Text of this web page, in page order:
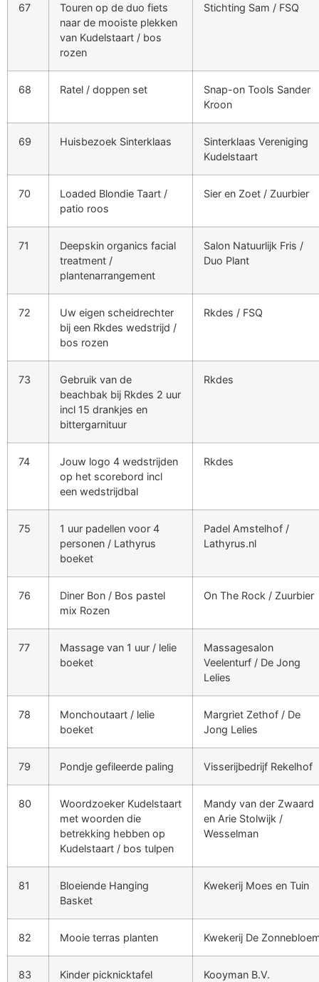
67
Touren op de duo fiets
naar de mooiste plekken
van Kudelstaart / bos
rozen
Stichting Sam / FSQ
68 Ratel / doppen set
Snap-on Tools Sander
Kroon
69 Huisbezoek Sinterklaas
Sinterklaas Vereniging
Kudelstaart
70
Loaded Blondie Taart /
patio roos
Sier en Zoet / Zuurbier
71
Deepskin organics facial
treatment /
plantenarrangement
Salon Natuurlijk Fris /
Duo Plant
72
Uw eigen scheidrechter
bij een Rkdes wedstrijd /
bos rozen
Rkdes / FSQ
73
Gebruik van de
beachbak bij Rkdes 2 uur
incl 15 drankjes en
bittergarnituur
Rkdes
74
Jouw logo 4 wedstrijden
op het scorebord incl
een wedstrijdbal
Rkdes
75
1 uur padellen voor 4
personen / Lathyrus
boeket
Padel Amstelhof /
Lathyrus.nl
76
Diner Bon / Bos pastel
mix Rozen
On The Rock / Zuurbier
77
Massage van 1 uur / lelie
boeket
Massagesalon
Veelenturf / De Jong
Lelies
78
Monchoutaart / lelie
boeket
Margriet Zethof / De
Jong Lelies
79 Pondje gefileerde paling Visserijbedrijf Rekelhof
80
Woordzoeker Kudelstaart
met woorden die
betrekking hebben op
Kudelstaart / bos tulpen
Mandy van der Zwaard
en Arie Stolwijk /
Wesselman
81
Bloeiende Hanging
Basket
Kwekerij Moes en Tuin
82 Mooie terras planten Kwekerij De
83 Kinder picknicktafel Kooyman B.V.